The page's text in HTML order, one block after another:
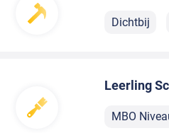
Dichtbij
Leerling
MBO